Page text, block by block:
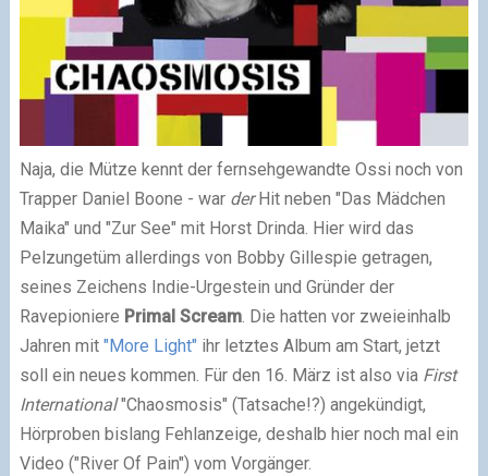
Naja, die Mütze kennt der fernsehgewandte Ossi noch von
Trapper Daniel Boone - war derHit neben "Das Mädchen
Maika" und "Zur See" mit Horst Drinda. Hier wird das
Pelzungetüm allerdings von Bobby Gillespie getragen,
seines Zeichens Indie-Urgestein und Gründer der
Ravepioniere Primal Scream. Die hatten vor zweieinhalb
Jahren mit "More Light" ihr letztes Album am Start, jetzt
soll ein neues kommen. Für den 16. März ist also via First
International"Chaosmosis" (Tatsache!?) angekündigt,
Hörproben bislang Fehlanzeige, deshalb hier noch mal ein
Video ("River Of Pain") vom Vorgänger.